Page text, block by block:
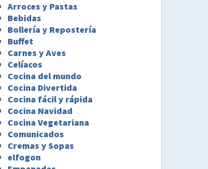
Arroces y Pastas
Bebidas
Bollería y Repostería
Buffet
Carnes y Aves
Celíacos
Cocina del mundo
Cocina Divertida
Cocina fácil y rápida
Cocina Navidad
Cocina Vegetariana
Comunicados
Cremas y Sopas
elfogon